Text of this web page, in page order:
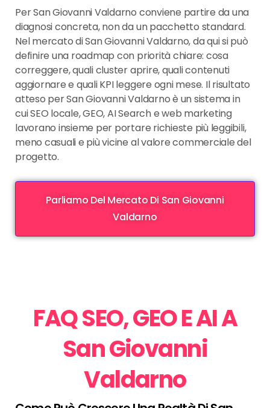
Per San Giovanni Valdarno conviene partire da una
diagnosi concreta, non da un pacchetto standard.
Nel mercato di San Giovanni Valdarno, da qui si può
definire una roadmap con priorità chiare: cosa
correggere, quali cluster aprire, quali contenuti
aggiornare e quali KPI leggere ogni mese. Il risultato
atteso per San Giovanni Valdarno è un sistema in
cui SEO locale, GEO, AI Search e web marketing
lavorano insieme per portare richieste più leggibili,
meno casuali e più vicine al valore commerciale del
progetto.
Parliamo Del Mercato Di San Giovanni
Valdarno
FAQ SEO, GEO E AI A
San Giovanni
Valdarno